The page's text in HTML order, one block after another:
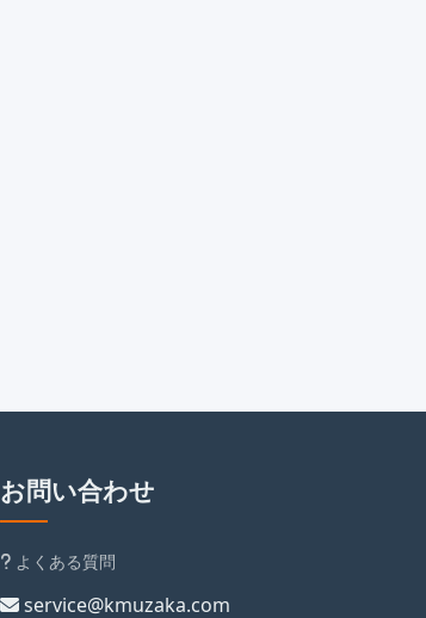
お問い合わせ
よくある質問
service@kmuzaka.com